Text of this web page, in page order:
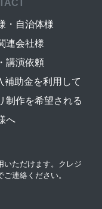
・自治体様
連会社様
講演依頼
補助金を利用して
制作を希望される
へ
いただけます。クレジ
連絡ください。